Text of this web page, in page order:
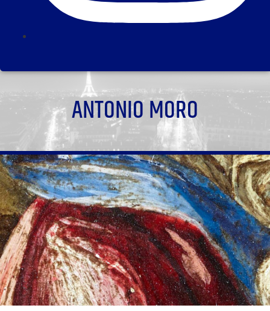
ANTONIO MORO